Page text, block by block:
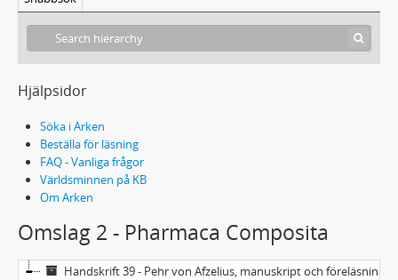
Hjälpsidor
Söka i Arken
Beställa för läsning
FAQ - Vanliga frågor
Världsminnen på KB
Om Arken
Omslag 2 - Pharmaca Composita
Handskrift 39 - Pehr von Afzelius, manuskript och föreläsningsanteckningar